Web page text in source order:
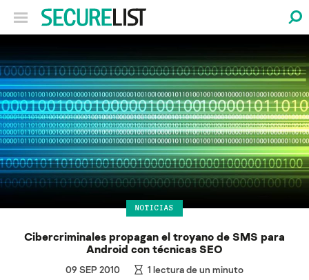
NOTICIAS
Cibercriminales propagan el troyano de SMS para
Android con técnicas SEO
09 SEP 2010 1 lectura de un minuto